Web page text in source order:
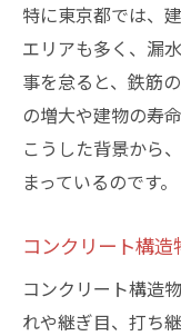
止水工事
一覧
コンクリ
事技術
浸透性改
止水工事
止水工事の費
止水工事
特に東京都では、
エリアも多く、漏
事を怠ると、鉄筋
の増大や建物の寿
こうした背景から
まっているのです。
コンクリート構
コンクリート構造
れや継ぎ目、打ち